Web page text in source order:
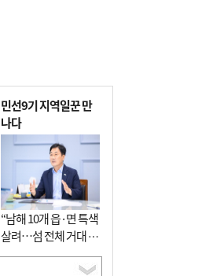
민선9기 지역일꾼 만
나다
“남해 10개 읍·면 특색
살려…섬 전체 거대 정
원으로 조성”